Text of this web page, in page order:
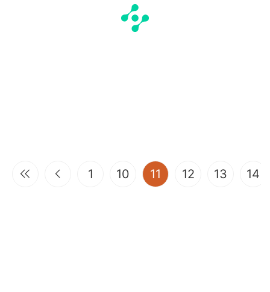
1 10 11 (current)
12 13 14